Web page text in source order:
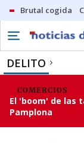
Brutal cogida
DELITO
COMERCIOS
El 'boom' de las
Pamplona